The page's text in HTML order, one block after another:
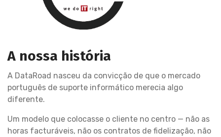
A nossa história
A DataRoad nasceu da convicção de que o mercado
português de suporte informático merecia algo
diferente.
Um modelo que colocasse o cliente no centro — não as
horas facturáveis, não os contratos de fidelização, não